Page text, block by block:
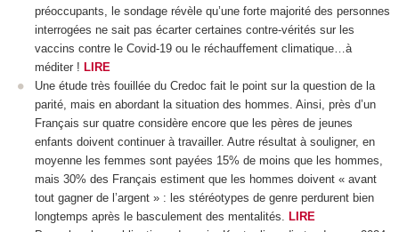
préoccupants, le sondage révèle qu’une forte majorité des personnes
interrogées ne sait pas écarter certaines contre-vérités sur les
vaccins contre le Covid-19 ou le réchauffement climatique…à
méditer ! LIRE
Une étude très fouillée du Credoc fait le point sur la question de la
parité, mais en abordant la situation des hommes. Ainsi, près d’un
Français sur quatre considère encore que les pères de jeunes
enfants doivent continuer à travailler. Autre résultat à souligner, en
moyenne les femmes sont payées 15% de moins que les hommes,
mais 30% des Français estiment que les hommes doivent « avant
tout gagner de l’argent » : les stéréotypes de genre perdurent bien
longtemps après le basculement des mentalités.
LIRE